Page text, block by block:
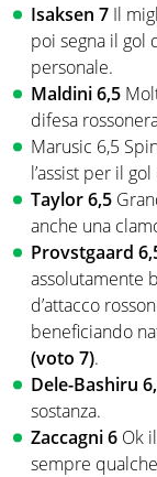
Isaksen 7 Il
poi segna il gol
personale.
Maldini 6,5
difesa
Marusic 6,5
l’assist per il
Taylor 6,5
anche una
Provstgaard
assolutamente
d’attacco
beneficiando
(voto 7).
Dele-Bashiru
sostanza.
Zaccagni 6 Ok
sempre